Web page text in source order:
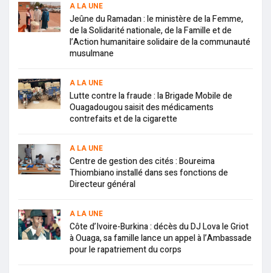
A LA UNE
Jeûne du Ramadan : le ministère de la Femme,
de la Solidarité nationale, de la Famille et de
l’Action humanitaire solidaire de la communauté
musulmane
A LA UNE
Lutte contre la fraude : la Brigade Mobile de
Ouagadougou saisit des médicaments
contrefaits et de la cigarette
A LA UNE
Centre de gestion des cités : Boureima
Thiombiano installé dans ses fonctions de
Directeur général
A LA UNE
Côte d’Ivoire-Burkina : décès du DJ Lova le Griot
à Ouaga, sa famille lance un appel à l’Ambassade
pour le rapatriement du corps